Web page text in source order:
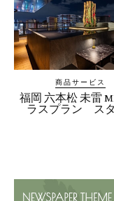
商品サービス
福岡 六本松 未雷
ラスプラン ス